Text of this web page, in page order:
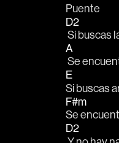
Puente
D2
Si buscas
A
Se
E
Si buscas
F#m
Se
D2